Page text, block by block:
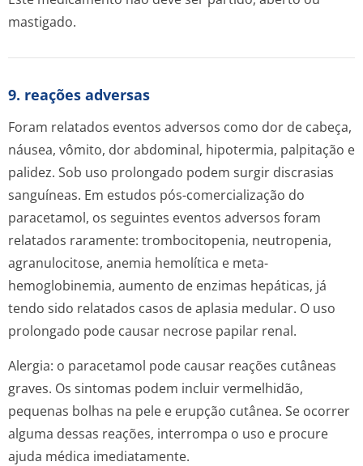
mastigado.
9. reações adversas
Foram relatados eventos adversos como dor de cabeça,
náusea, vômito, dor abdominal, hipotermia, palpitação e
palidez. Sob uso prolongado podem surgir discrasias
sanguíneas. Em estudos pós-comercialização do
paracetamol, os seguintes eventos adversos foram
relatados raramente: trombocitopenia, neutropenia,
agranulocitose, anemia hemolítica e meta-
hemoglobinemia, aumento de enzimas hepáticas, já
tendo sido relatados casos de aplasia medular. O uso
prolongado pode causar necrose papilar renal.
Alergia: o paracetamol pode causar reações cutâneas
graves. Os sintomas podem incluir vermelhidão,
pequenas bolhas na pele e erupção cutânea. Se ocorrer
alguma dessas reações, interrompa o uso e procure
ajuda médica imediatamente.